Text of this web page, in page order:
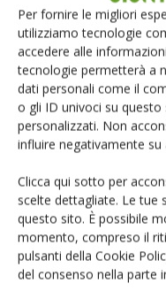
Per fornire le migliori
utilizziamo tecnologie
accedere alle
tecnologie permetterà a
dati personali come il
o gli ID univoci su
personalizzati. Non
influire negativamente
Clicca qui sotto per
scelte dettagliate. Le tue
questo sito. È possibile
momento, compreso il
pulsanti della Cookie
del consenso nella parte
Pcb in 3D printing:
Riccardo Busetto - 13